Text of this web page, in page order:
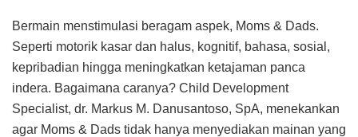
Bermain menstimulasi beragam aspek, Moms & Dads.
Seperti motorik kasar dan halus, kognitif, bahasa, sosial,
kepribadian hingga meningkatkan ketajaman panca
indera. Bagaimana caranya? Child Development
Specialist, dr. Markus M. Danusantoso, SpA, menekankan
agar Moms & Dads tidak hanya menyediakan mainan yang